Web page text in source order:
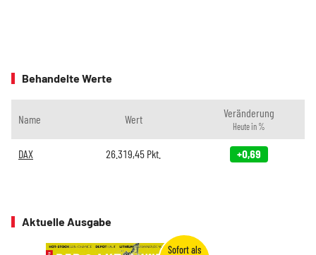
Behandelte Werte
Name Wert Veränderung
Heute in %
DAX 26.319,45 Pkt. +0,69
Aktuelle Ausgabe